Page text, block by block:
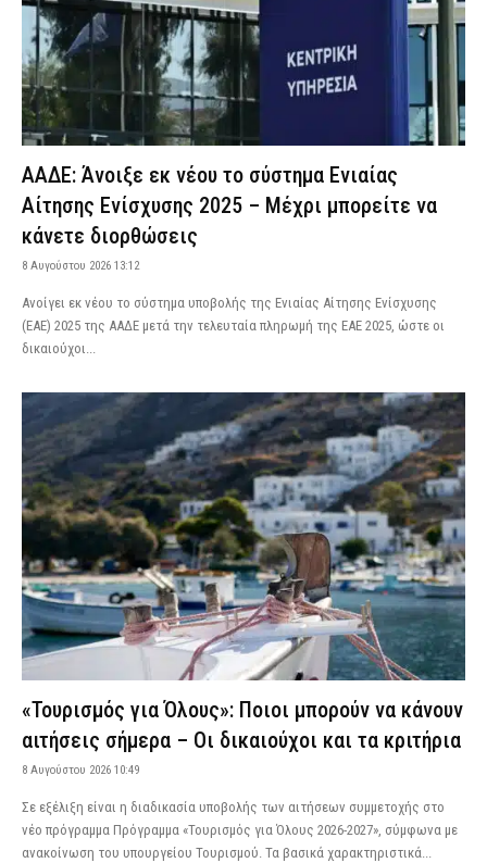
ΑΑΔΕ: Άνοιξε εκ νέου το σύστημα Ενιαίας
Αίτησης Ενίσχυσης 2025 – Μέχρι μπορείτε να
κάνετε διορθώσεις
8 Αυγούστου 2026 13:12
Aνοίγει εκ νέου το σύστημα υποβολής της Ενιαίας Αίτησης Ενίσχυσης
(ΕΑΕ) 2025 της ΑΑΔΕ μετά την τελευταία πληρωμή της ΕΑΕ 2025, ώστε οι
δικαιούχοι...
«Τουρισμός για Όλους»: Ποιοι μπορούν να κάνουν
αιτήσεις σήμερα – Οι δικαιούχοι και τα κριτήρια
8 Αυγούστου 2026 10:49
Σε εξέλιξη είναι η διαδικασία υποβολής των αιτήσεων συμμετοχής στο
νέο πρόγραμμα Πρόγραμμα «Τουρισμός για Όλους 2026-2027», σύμφωνα με
ανακοίνωση του υπουργείου Τουρισμού. Τα βασικά χαρακτηριστικά...